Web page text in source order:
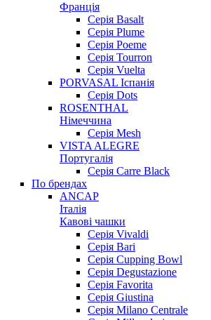
Франція
Серія Basalt
Серія Plume
Серія Poeme
Серія Tourron
Серія Vuelta
PORVASAL Іспанія
Серія Dots
ROSENTHAL
Німеччина
Серія Mesh
VISTA ALEGRE
Португалія
Серія Carre Black
По брендах
ANCAP
Італія
Кавові чашки
Cерія Vivaldi
Серія Bari
Серія Cupping Bowl
Серія Degustazione
Серія Favorita
Серія Giustina
Серія Milano Centrale